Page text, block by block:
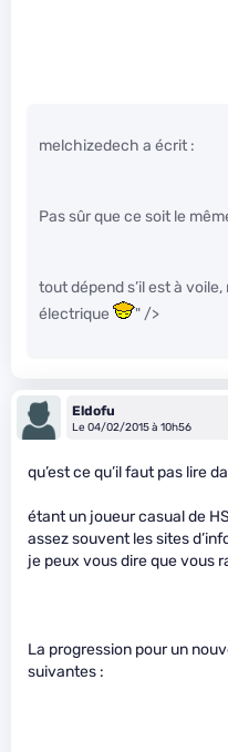
melchizedech a écrit :
Pas sûr que ce soit le
tout dépend s’il est à
électrique
" />
Eldofu
Le 04/02/2015 à 10h56
qu’est ce qu’il faut pas lire
étant un joueur casual de
assez souvent les sites
je peux vous dire que vous
La progression pour un
suivantes :